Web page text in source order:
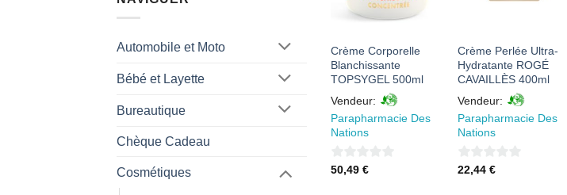
Automobile et Moto
Bébé et Layette
Bureautique
Chèque Cadeau
Cosmétiques
Crème Corporelle
Blanchissante
TOPSYGEL 500ml
Vendeur:
Parapharmacie Des
Nations
0
50,49 €
Crème Perlée Ultra-
Hydratante ROGÉ
CAVAILLÈS 400ml
Vendeur:
Parapharmacie Des
Nations
0
22,44 €